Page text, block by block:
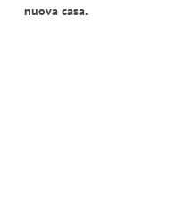
nuova casa.